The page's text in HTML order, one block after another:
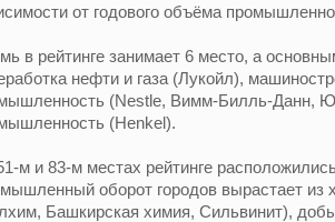
от годового объёма
в рейтинге занимает 6 место, а
нефти и газа (Лукойл),
(Nestle, Вимм-Билль-Данн,
(Henkel).
м и 83-м местах рейтинге
оборот городов вырастает из
Башкирская химия, Сильвинит),